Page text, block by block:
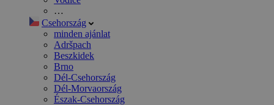
…
Csehország
minden ajánlat
Adršpach
Beszkidek
Brno
Dél-Csehország
Dél-Morvaország
Észak-Csehország